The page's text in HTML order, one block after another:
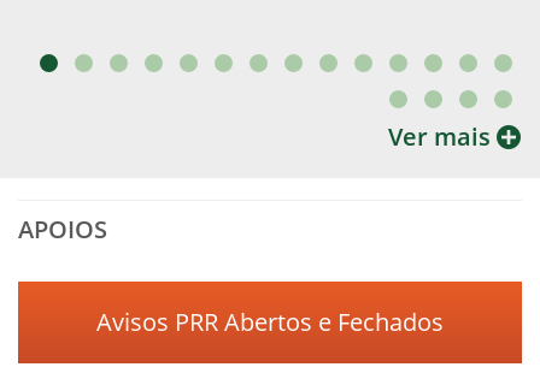
Ver mais
APOIOS
Avisos PRR Abertos e Fechados